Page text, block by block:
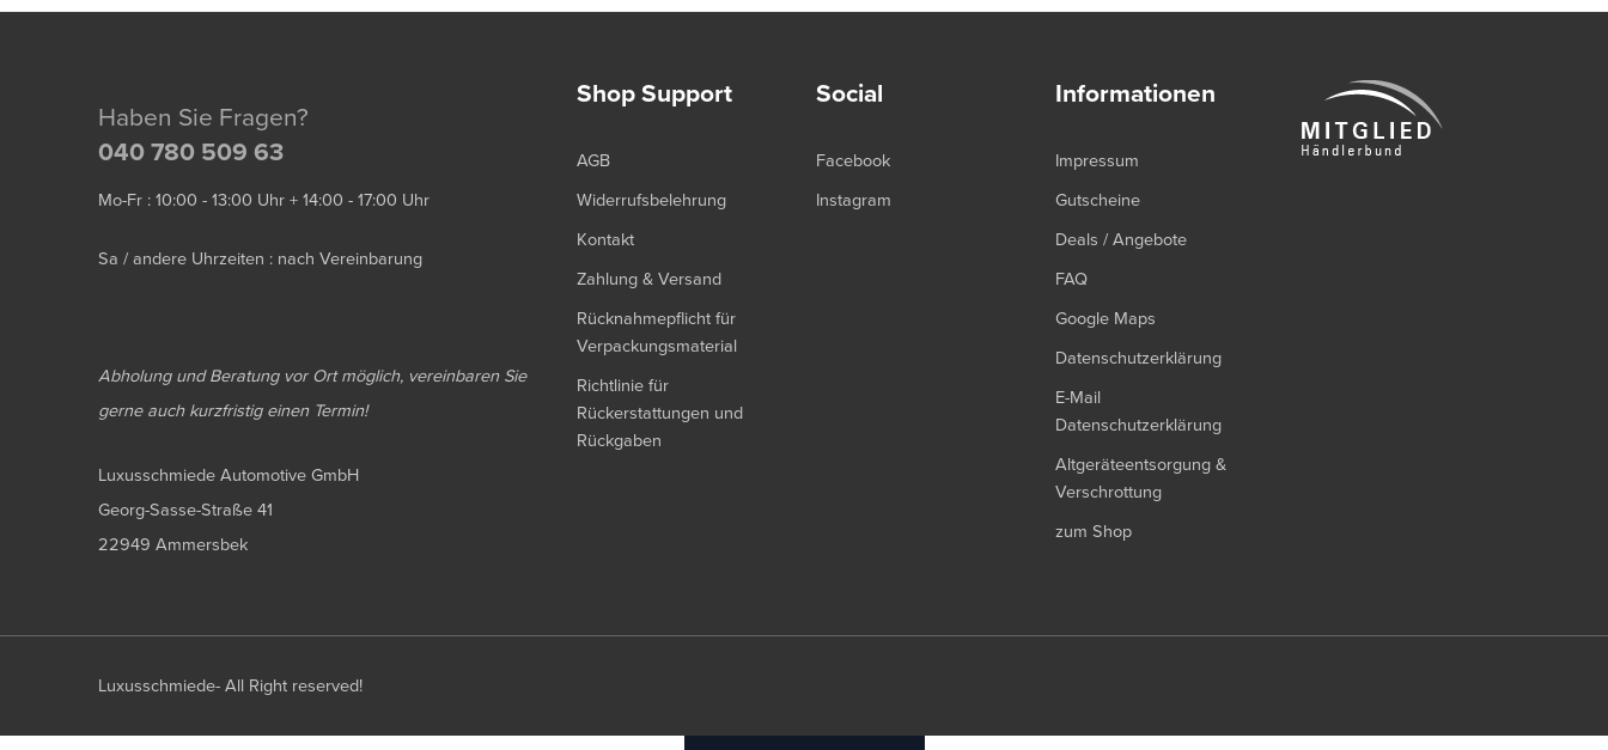
Haben Sie Fragen?
040 780 509 63
Mo-Fr : 10:00 - 13:00 Uhr + 14:00 - 17:00 Uhr
Sa / andere Uhrzeiten : nach Vereinbarung
Abholung und Beratung vor Ort möglich, vereinbaren Sie
gerne auch kurzfristig einen Termin!
Luxusschmiede Automotive GmbH
Georg-Sasse-Straße 41
22949 Ammersbek
Shop Support
AGB
Widerrufsbelehrung
Kontakt
Zahlung & Versand
Rücknahmepflicht für
Verpackungsmaterial
Richtlinie für
Rückerstattungen und
Rückgaben
Social
Facebook
Instagram
Informationen
Impressum
Gutscheine
Deals / Angebote
FAQ
Google Maps
Datenschutzerklärung
E-Mail
Datenschutzerklärung
Altgeräteentsorgung &
Verschrottung
zum Shop
Luxusschmiede- All Right reserved!